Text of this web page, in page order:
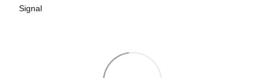
Signal